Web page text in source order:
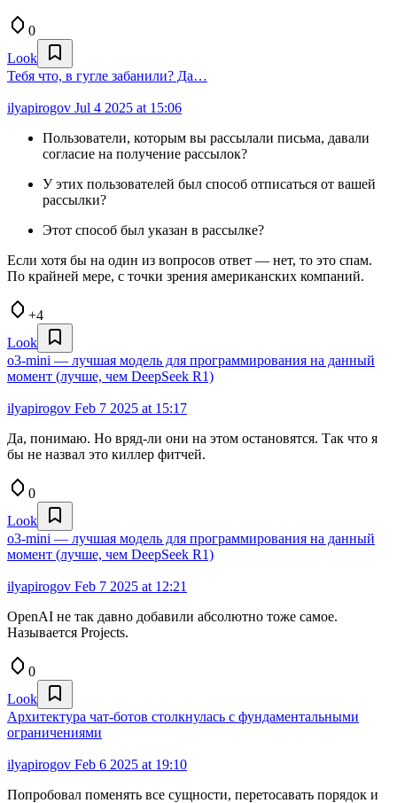
0
Look
Тебя что, в гугле забанили? Да…
ilyapirogov Jul 4 2025 at 15:06
Пользователи, которым вы рассылали письма, давали
согласие на получение рассылок?
У этих пользователей был способ отписаться от вашей
рассылки?
Этот способ был указан в рассылке?
Если хотя бы на один из вопросов ответ — нет, то это спам.
По крайней мере, с точки зрения американских компаний.
+4
Look
o3-mini — лучшая модель для программирования на данный
момент (лучше, чем DeepSeek R1)
ilyapirogov Feb 7 2025 at 15:17
Да, понимаю. Но вряд-ли они на этом остановятся. Так что я
бы не назвал это киллер фитчей.
0
Look
o3-mini — лучшая модель для программирования на данный
момент (лучше, чем DeepSeek R1)
ilyapirogov Feb 7 2025 at 12:21
OpenAI не так давно добавили абсолютно тоже самое.
Называется Projects.
0
Look
Архитектура чат-ботов столкнулась с фундаментальными
ограничениями
ilyapirogov Feb 6 2025 at 19:10
Попробовал поменять все сущности, перетосавать порядок и